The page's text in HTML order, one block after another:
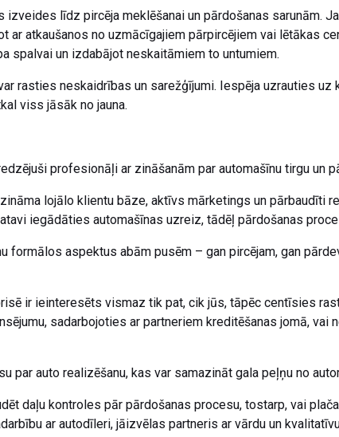
līdz pircēja meklēšanai un pārdošanas sarunām.
atkaušanos no uzmācīgajiem pārpircējiem vai lētākas
spalvai un izdabājot neskaitāmiem to untumiem.
rasties neskaidrības un sarežģījumi. Iespēja uzrauties uz
viss jāsāk no jauna.
profesionāļi ar zināšanām par automašīnu tirgu un
lojālo klientu bāze, aktīvs mārketings un pārbaudīti
iegādāties automašīnas uzreiz, tādēļ pārdošanas
formālos aspektus abām pusēm – gan pircējam, gan
ir ieinteresēts vismaz tik pat, cik jūs, tāpēc centīsies
sadarbojoties ar partneriem kreditēšanas jomā, vai
auto realizēšanu, kas var samazināt gala peļņu no
daļu kontroles pār pārdošanas procesu, tostarp, vai
ar autodīleri, jāizvēlas partneris ar vārdu un